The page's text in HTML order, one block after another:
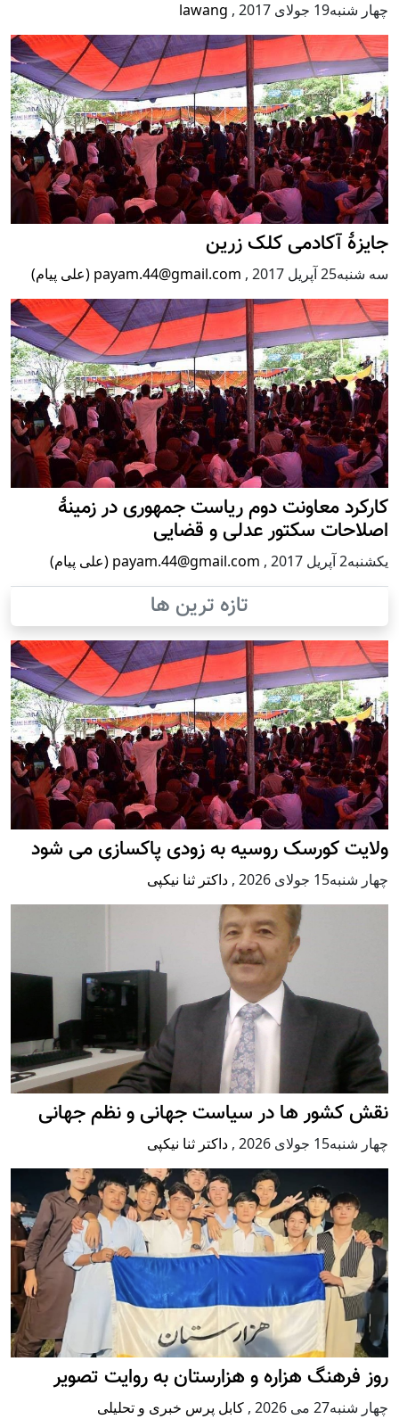
چهار شنبه19 جولای 2017 ,
lawang
جایزۀ آکادمی کلک زرین
سه شنبه25 آپریل 2017 , payam.44@gmail.com (علی پیام)
کارکرد معاونت دوم ریاست جمهوری در زمینۀ
اصلاحات سکتور عدلی و قضایی
يكشنبه2 آپریل 2017 , payam.44@gmail.com (علی پیام)
تازه ترین ها
ولایت کورسک روسیه به زودی پاکسازی می شود
چهار شنبه15 جولای 2026 , داکتر ثنا نیکپی
نقش کشور ها در سیاست جهانی و نظم جهانی
چهار شنبه15 جولای 2026 , داکتر ثنا نیکپی
روز فرهنگ هزاره و هزارستان به روایت تصویر
چهار شنبه27 می 2026 , کابل پرس خبری و تحلیلی